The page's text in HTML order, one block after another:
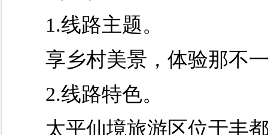
1.线路主题。
享乡村美景，体验那不
2.线路特色。
太平仙境旅游区位于丰